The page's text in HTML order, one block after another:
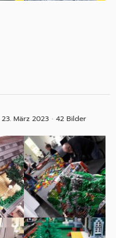
23. März 2023 42 Bilder